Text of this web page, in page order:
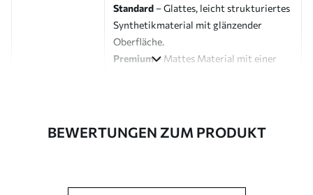
Standard – Glattes, leicht strukturiertes
Synthetikmaterial mit glänzender
Oberfläche.
Premium– Mattes Material mit einer
aus 100 % Baumwolle.
Artikelnummer s38724
BEWERTUNGEN ZUM PRODUKT